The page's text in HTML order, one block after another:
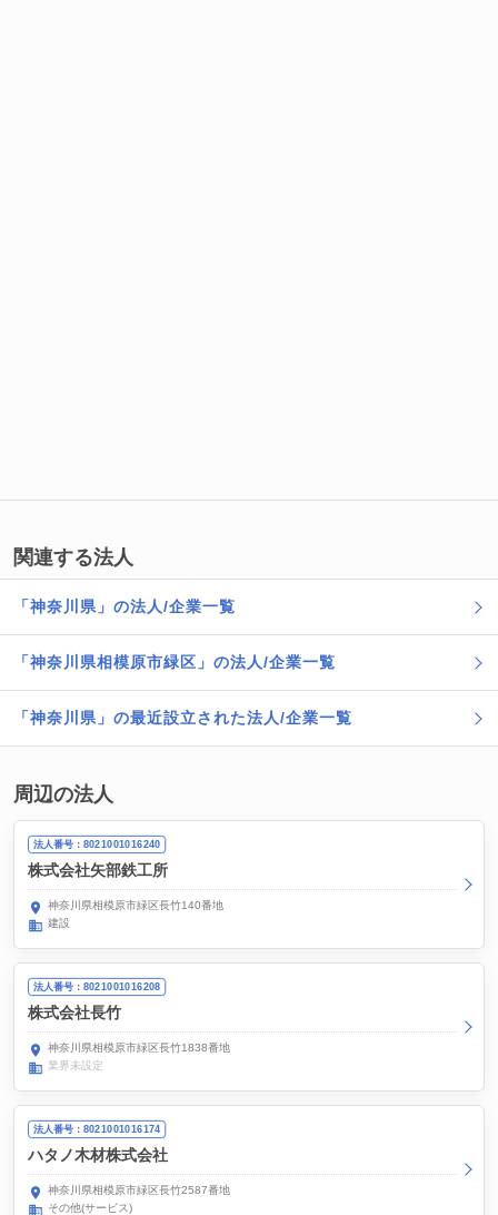
関連する法人
「神奈川県」の法人/企業一覧
「神奈川県相模原市緑区」の法人/企業一覧
「神奈川県」の最近設立された法人/企業一覧
周辺の法人
法人番号：8021001016240
株式会社矢部鉄工所
神奈川県相模原市緑区長竹140番地
建設
法人番号：8021001016208
株式会社長竹
神奈川県相模原市緑区長竹1838番地
業界未設定
法人番号：8021001016174
ハタノ木材株式会社
神奈川県相模原市緑区長竹2587番地
その他(サービス)